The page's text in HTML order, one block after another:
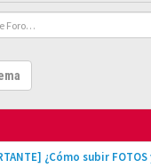
¿Cómo subir